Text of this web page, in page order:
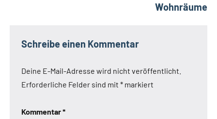
Wohnräume
Schreibe einen Kommentar
Deine E-Mail-Adresse wird nicht veröffentlicht.
Erforderliche Felder sind mit * markiert
Kommentar*